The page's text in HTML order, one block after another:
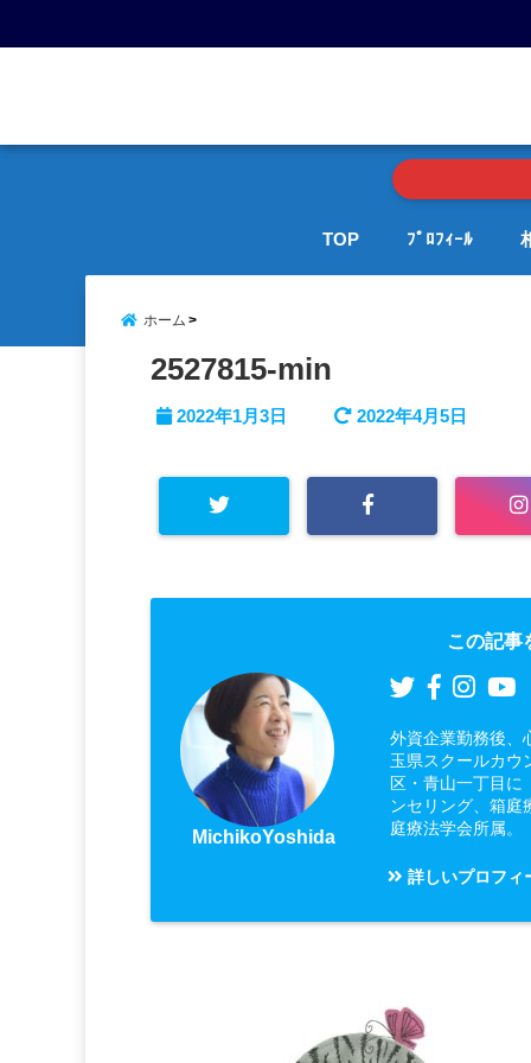
TOP ﾌﾟﾛﾌｨｰﾙ
ホーム
2527815-min
2022年1月3日 2022年4月5日
この記事
MichikoYoshida
外資企業勤務後、
玉県スクールカウ
区・青山一丁目に
ンセリング、箱庭
庭療法学会所属。
詳しいプロフィ